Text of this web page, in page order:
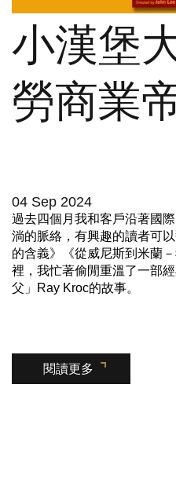
小漢堡
勞商業
04 Sep 2024
過去四個月我和客戶沿著國
淌的脈絡，有興趣的讀者可
的含義》《從威尼斯到米蘭
裡，我忙著偷閒重溫了一部
父」Ray Kroc的故事。
閱讀更多